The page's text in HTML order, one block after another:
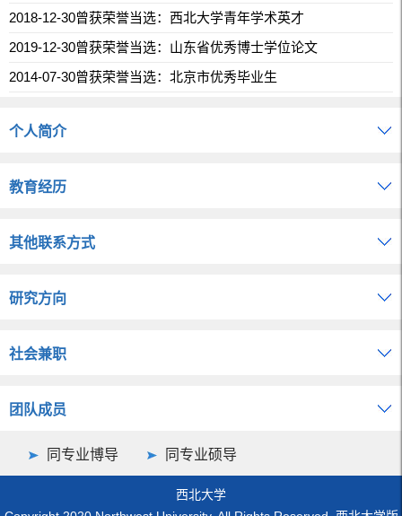
2018-12-30曾获荣誉当选：西北大学青年学术英才
2019-12-30曾获荣誉当选：山东省优秀博士学位论文
2014-07-30曾获荣誉当选：北京市优秀毕业生
个人简介
教育经历
其他联系方式
研究方向
社会兼职
团队成员
同专业博导 同专业硕导
西北大学